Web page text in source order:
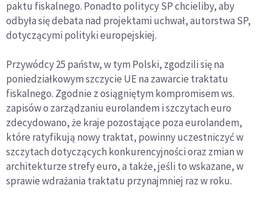
paktu fiskalnego. Ponadto politycy SP chcieliby, aby
odbyła się debata nad projektami uchwał, autorstwa SP,
dotyczącymi polityki europejskiej.
Przywódcy 25 państw, w tym Polski, zgodzili się na
poniedziałkowym szczycie UE na zawarcie traktatu
fiskalnego. Zgodnie z osiągniętym kompromisem ws.
zapisów o zarządzaniu eurolandem i szczytach euro
zdecydowano, że kraje pozostające poza eurolandem,
które ratyfikują nowy traktat, powinny uczestniczyć w
szczytach dotyczących konkurencyjności oraz zmian w
architekturze strefy euro, a także, jeśli to wskazane, w
sprawie wdrażania traktatu przynajmniej raz w roku.